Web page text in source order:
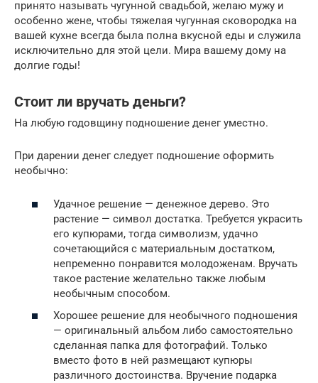
принято называть чугунной свадьбой, желаю мужу и
особенно жене, чтобы тяжелая чугунная сковородка на
вашей кухне всегда была полна вкусной еды и служила
исключительно для этой цели. Мира вашему дому на
долгие годы!
Стоит ли вручать деньги?
На любую годовщину подношение денег уместно.
При дарении денег следует подношение оформить
необычно:
Удачное решение — денежное дерево. Это
растение — символ достатка. Требуется украсить
его купюрами, тогда символизм, удачно
сочетающийся с материальным достатком,
непременно понравится молодоженам. Вручать
такое растение желательно также любым
необычным способом.
Хорошее решение для необычного подношения
— оригинальный альбом либо самостоятельно
сделанная папка для фотографий. Только
вместо фото в ней размещают купюры
различного достоинства. Вручение подарка